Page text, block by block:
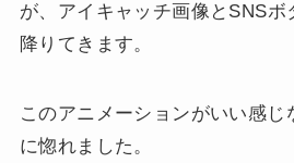
が、アイキャッチ画像とSNSボ
降りてきます。
このアニメーションがいい感じ
に惚れました。